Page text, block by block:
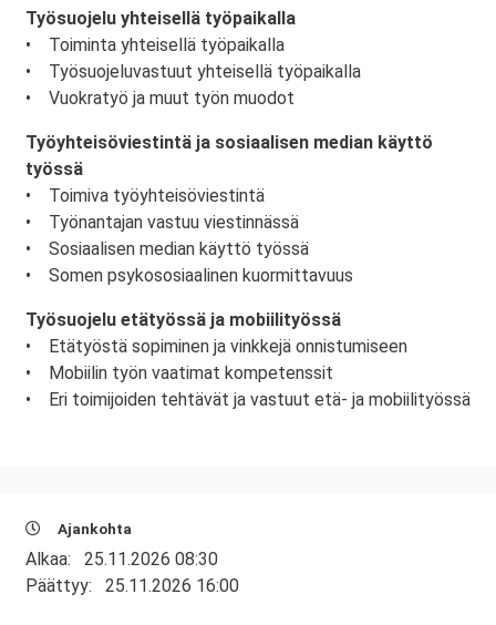
Työsuojelu yhteisellä työpaikalla
• Toiminta yhteisellä työpaikalla
• Työsuojeluvastuut yhteisellä työpaikalla
• Vuokratyö ja muut työn muodot
Työyhteisöviestintä ja sosiaalisen median käyttö
työssä
• Toimiva työyhteisöviestintä
• Työnantajan vastuu viestinnässä
• Sosiaalisen median käyttö työssä
• Somen psykososiaalinen kuormittavuus
Työsuojelu etätyössä ja mobiilityössä
• Etätyöstä sopiminen ja vinkkejä onnistumiseen
• Mobiilin työn vaatimat kompetenssit
• Eri toimijoiden tehtävät ja vastuut etä- ja mobiilityössä
Ajankohta
Alkaa: 25.11.2026 08:30
Päättyy: 25.11.2026 16:00